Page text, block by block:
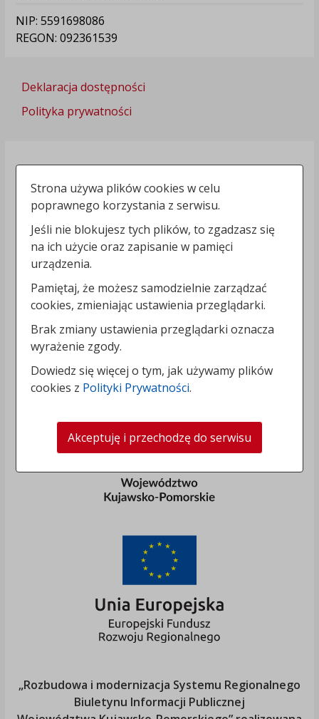
NIP: 5591698086
REGON: 092361539
Deklaracja dostępności
Polityka prywatności
„Rozbudowa i modernizacja Systemu Regionalnego
Biuletynu Informacji Publicznej
Strona używa plików cookies w celu
poprawnego korzystania z serwisu.
Jeśli nie blokujesz tych plików, to zgadzasz się
na ich użycie oraz zapisanie w pamięci
urządzenia.
Pamiętaj, że możesz samodzielnie zarządzać
cookies, zmieniając ustawienia przeglądarki.
Brak zmiany ustawienia przeglądarki oznacza
wyrażenie zgody.
Dowiedz się więcej o tym, jak używamy plików
cookies z Polityki Prywatności.
Akceptuję i przechodzę do serwisu